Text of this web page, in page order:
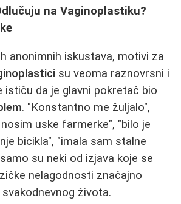
na Vaginoplastiku?
anonimnih iskustava, motivi za
su veoma raznovrsni i
ističu da je glavni pokretač bio
. "Konstantno me žuljalo",
uske farmerke", "bilo je
bicikla", "imala sam stalne
su neki od izjava koje se
nelagodnosti značajno
života.